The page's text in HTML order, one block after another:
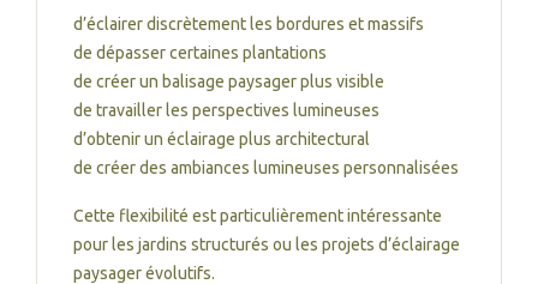
d’éclairer discrètement les bordures et massifs
de dépasser certaines plantations
de créer un balisage paysager plus visible
de travailler les perspectives lumineuses
d’obtenir un éclairage plus architectural
de créer des ambiances lumineuses personnalisées
Cette flexibilité est particulièrement intéressante
pour les jardins structurés ou les projets d’éclairage
paysager évolutifs.